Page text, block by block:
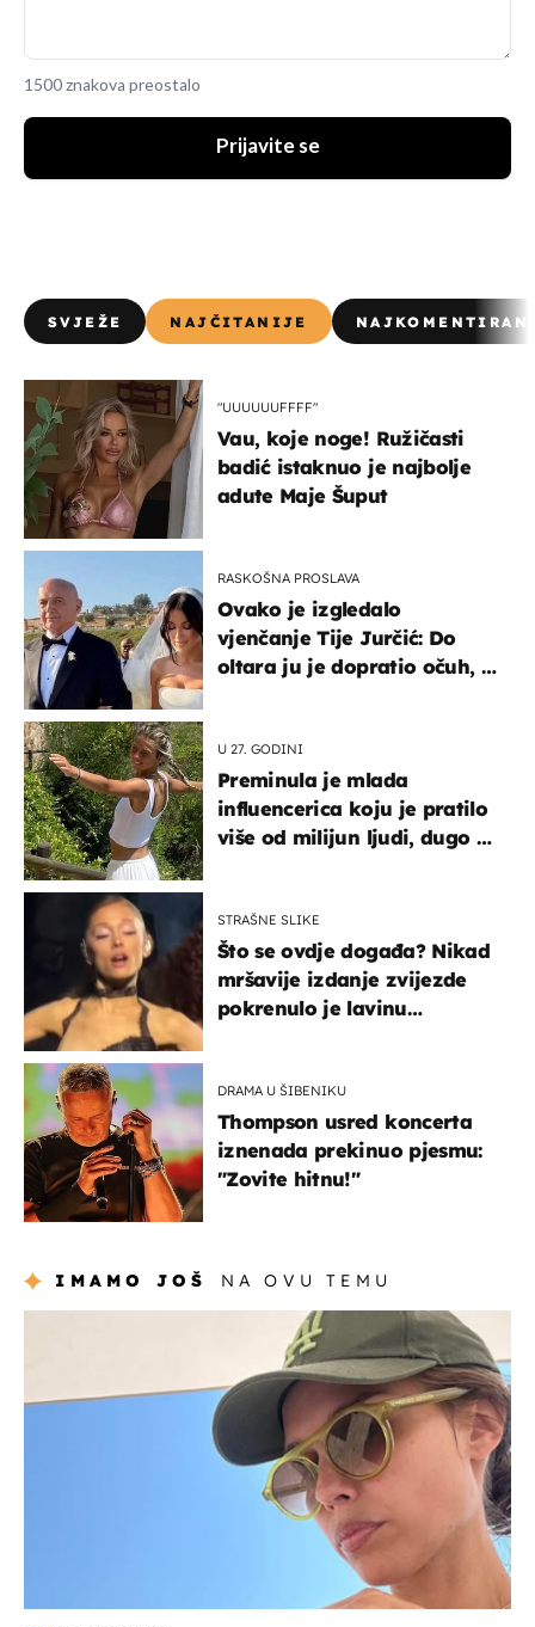
1500 znakova preostalo
Prijavite se
SVJEŽE NAJČITANIJE
"UUUUUUFFFF"
Vau, koje noge! Ružičasti
badić istaknuo je najbolje
adute Maje Šuput
RASKOŠNA PROSLAVA
Ovako je izgledalo
vjenčanje Tije Jurčić: Do
oltara ju je dopratio očuh, a
U 27. GODINI
Preminula je mlada
influencerica koju je pratilo
više od milijun ljudi, dugo se
STRAŠNE SLIKE
Što se ovdje događa? Nikad
mršavije izdanje zvijezde
pokrenulo je lavinu
DRAMA U ŠIBENIKU
Thompson usred koncerta
iznenada prekinuo pjesmu:
"Zovite hitnu!"
IMAMO JOŠ NA OVU TEMU